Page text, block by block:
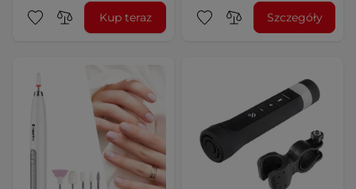
Kup teraz Szczegóły